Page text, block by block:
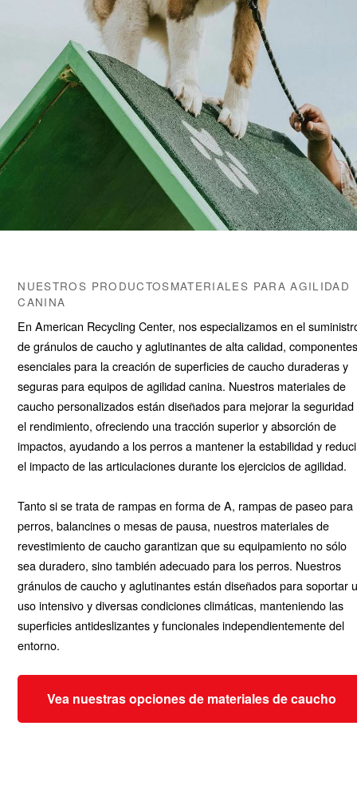
NUESTROS PRODUCTOSMATERIALES PARA AGILIDAD
CANINA
En American Recycling Center, nos especializamos en el
de gránulos de caucho y aglutinantes de alta calidad,
esenciales para la creación de superficies de caucho duraderas y
seguras para equipos de agilidad canina. Nuestros materiales de
caucho personalizados están diseñados para mejorar la seguridad
el rendimiento, ofreciendo una tracción superior y absorción de
impactos, ayudando a los perros a mantener la estabilidad y
el impacto de las articulaciones durante los ejercicios de agilidad.
Tanto si se trata de rampas en forma de A, rampas de paseo para
perros, balancines o mesas de pausa, nuestros materiales de
revestimiento de caucho garantizan que su equipamiento no sólo
sea duradero, sino también adecuado para los perros. Nuestros
gránulos de caucho y aglutinantes están diseñados para soportar
uso intensivo y diversas condiciones climáticas, manteniendo las
superficies antideslizantes y funcionales independientemente del
entorno.
Vea nuestras opciones de materiales de caucho